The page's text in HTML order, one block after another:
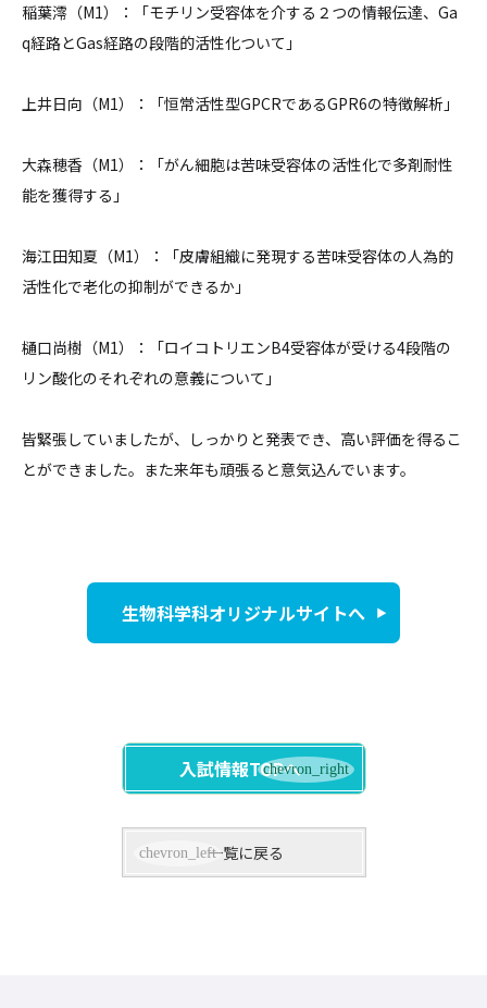
稲葉澪（M1）：「モチリン受容体を介する２つの情報伝達、Ga
q経路とGas経路の段階的活性化ついて」
上井日向（M1）：「恒常活性型GPCRであるGPR6の特徴解析」
大森穂香（M1）：「がん細胞は苦味受容体の活性化で多剤耐性
能を獲得する」
海江田知夏（M1）：「皮膚組織に発現する苦味受容体の人為的
活性化で老化の抑制ができるか」
樋口尚樹（M1）：「ロイコトリエンB4受容体が受ける4段階の
リン酸化のそれぞれの意義について」
皆緊張していましたが、しっかりと発表でき、高い評価を得るこ
とができました。また来年も頑張ると意気込んでいます。
生物科学科オリジナルサイトへ
入試情報TOPへ
一覧に戻る